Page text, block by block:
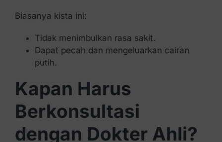
Biasanya kista ini:
Tidak menimbulkan rasa sakit.
Dapat pecah dan mengeluarkan cairan
putih.
Kapan Harus
Berkonsultasi
dengan Dokter Ahli?